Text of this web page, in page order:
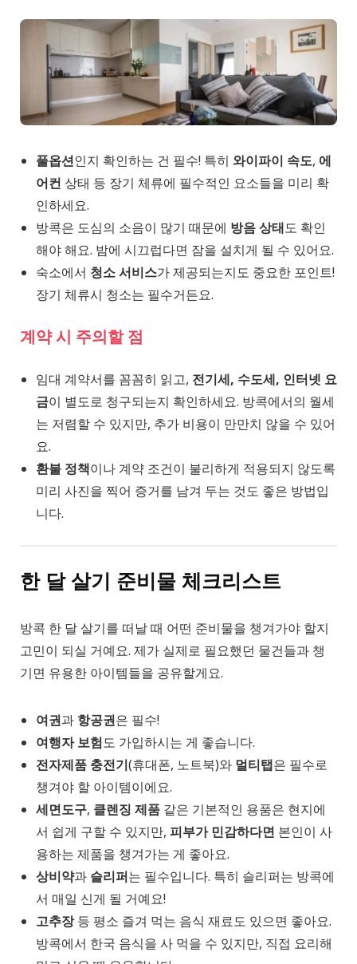
풀옵션인지 확인하는 건 필수! 특히 와이파이 속도, 에
어컨 상태 등 장기 체류에 필수적인 요소들을 미리 확
인하세요.
방콕은 도심의 소음이 많기 때문에 방음 상태도 확인
해야 해요. 밤에 시끄럽다면 잠을 설치게 될 수 있어요.
숙소에서 청소 서비스가 제공되는지도 중요한 포인트!
장기 체류시 청소는 필수거든요.
계약 시 주의할 점
임대 계약서를 꼼꼼히 읽고, 전기세, 수도세, 인터넷 요
금이 별도로 청구되는지 확인하세요. 방콕에서의 월세
는 저렴할 수 있지만, 추가 비용이 만만치 않을 수 있어
요.
환불 정책이나 계약 조건이 불리하게 적용되지 않도록
미리 사진을 찍어 증거를 남겨 두는 것도 좋은 방법입
니다.
한 달 살기 준비물 체크리스트
방콕 한 달 살기를 떠날 때 어떤 준비물을 챙겨가야 할지
고민이 되실 거예요. 제가 실제로 필요했던 물건들과 챙
기면 유용한 아이템들을 공유할게요.
여권과 항공권은 필수!
여행자 보험도 가입하시는 게 좋습니다.
전자제품 충전기(휴대폰, 노트북)와 멀티탭은 필수로
챙겨야 할 아이템이에요.
세면도구, 클렌징 제품 같은 기본적인 용품은 현지에
서 쉽게 구할 수 있지만, 피부가 민감하다면 본인이 사
용하는 제품을 챙겨가는 게 좋아요.
상비약과 슬리퍼는 필수입니다. 특히 슬리퍼는 방콕에
서 매일 신게 될 거예요!
고추장등 평소 즐겨 먹는 음식 재료도 있으면 좋아요.
방콕에서 한국 음식을 사 먹을 수 있지만, 직접 요리해